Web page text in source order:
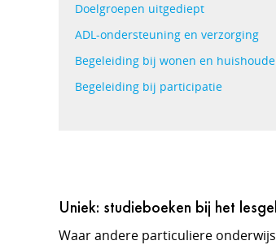
Doelgroepen uitgediept
ADL-ondersteuning en verzorging
Begeleiding bij wonen en
Begeleiding bij participatie
Uniek: studieboeken bij het
Waar andere particuliere